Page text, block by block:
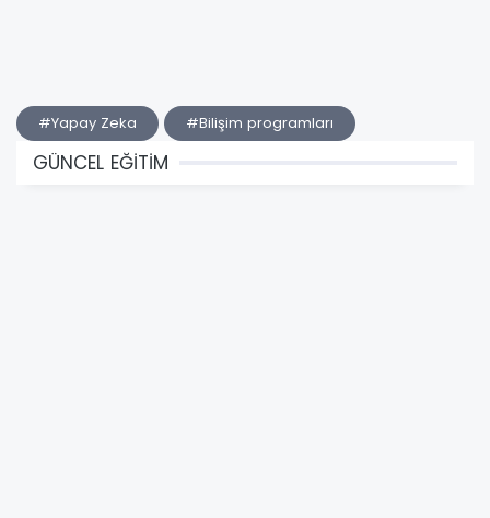
#Yapay Zeka #Bilişim programları
GÜNCEL EĞİTİM